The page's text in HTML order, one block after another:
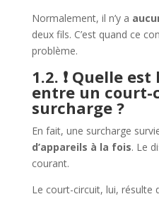
Normalement, il n’y a
deux fils. C’est quand ce
problème.
1.2. ❗ Quelle
entre un
surcharge ?
En fait, une surcharge
d’appareils à la fois. Le
courant.
Le court-circuit, lui, résulte